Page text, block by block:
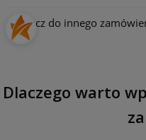
Dołącz do innego
Dlaczego warto